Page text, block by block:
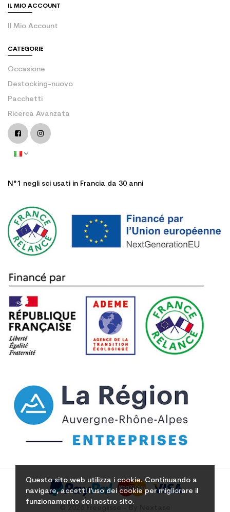
Questo sito web utilizza i cookie. Continuando a
navigare, accetti l'uso dei cookie per migliorare il
funzionamento del nostro sito.
IL MIO ACCOUNT
Il Mio Account
CATEGORIE
Occasione
Destocking-nuovo
Pacchetti
Ricerca Avanzata
N°1 negli sci usati in Francia da 30 anni